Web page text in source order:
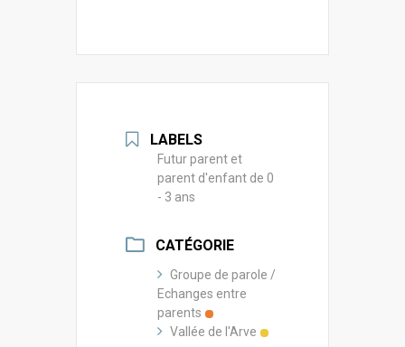
LABELS
Futur parent et
parent d'enfant de 0
- 3 ans
CATÉGORIE
Groupe de parole /
Echanges entre
parents
Vallée de l'Arve